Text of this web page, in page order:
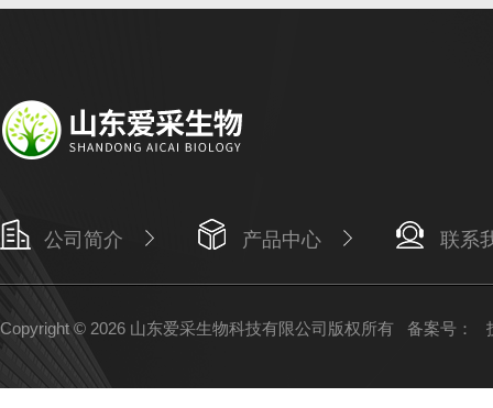
公司简介 产品中心 联系
Copyright © 2026 山东爱采生物科技有限公司版权所有 备案号：